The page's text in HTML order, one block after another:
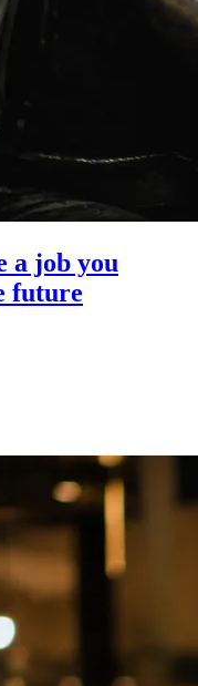
a job you
future